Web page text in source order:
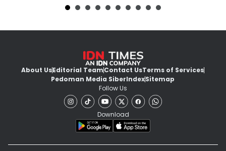
About UsEditorial TeamContact UsTerms of Services
Pedoman Media SiberIndexSitemap
Follow Us
Download